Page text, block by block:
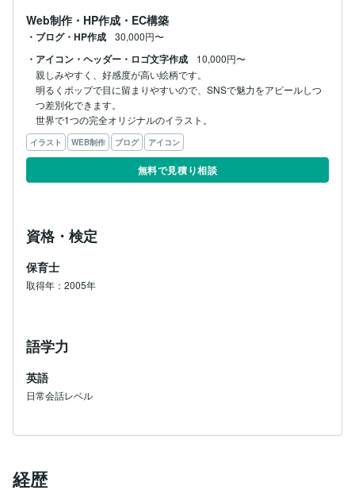
Web制作・HP作成・EC構築
・ブログ・HP作成 30,000円〜
・アイコン・ヘッダー・ロゴ文字作成
10,000円〜
親しみやすく、好感度が高い絵柄です。
明るくポップで目に留まりやすいので、SNSで魅力をアピールしつ
つ差別化できます。
世界で1つの完全オリジナルのイラスト。
イラスト WEB制作 ブログ アイコン
無料で見積り相談
資格・検定
保育士
取得年：2005年
語学力
英語
日常会話レベル
経歴